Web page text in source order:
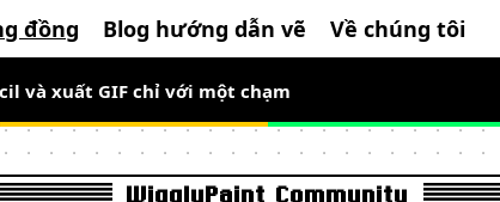
đồng Blog hướng dẫn vẽ Về chúng tôi
thời gian giới hạn, vẽ pixel art chuyển động ngay
và xuất GIF chỉ với một chạm
WigglyPaint Community